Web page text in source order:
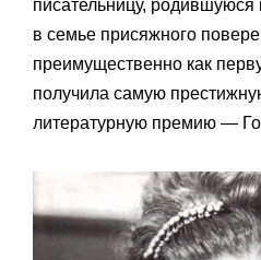
писательницу, родившуюся
в семье присяжного
преимущественно как
получила самую
литературную премию —